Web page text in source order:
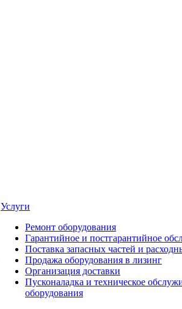
Услуги
Ремонт оборудования
Гарантийное и постгарантийное
Поставка запасных частей и
Продажа оборудования в лизинг
Организация доставки
Пусконаладка и техническое
оборудования